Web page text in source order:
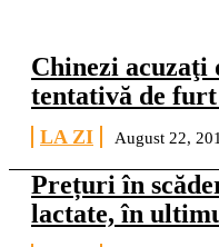
Chinezi acuzaţi
tentativă de
LA ZI August 22,
Prețuri în
lactate, în